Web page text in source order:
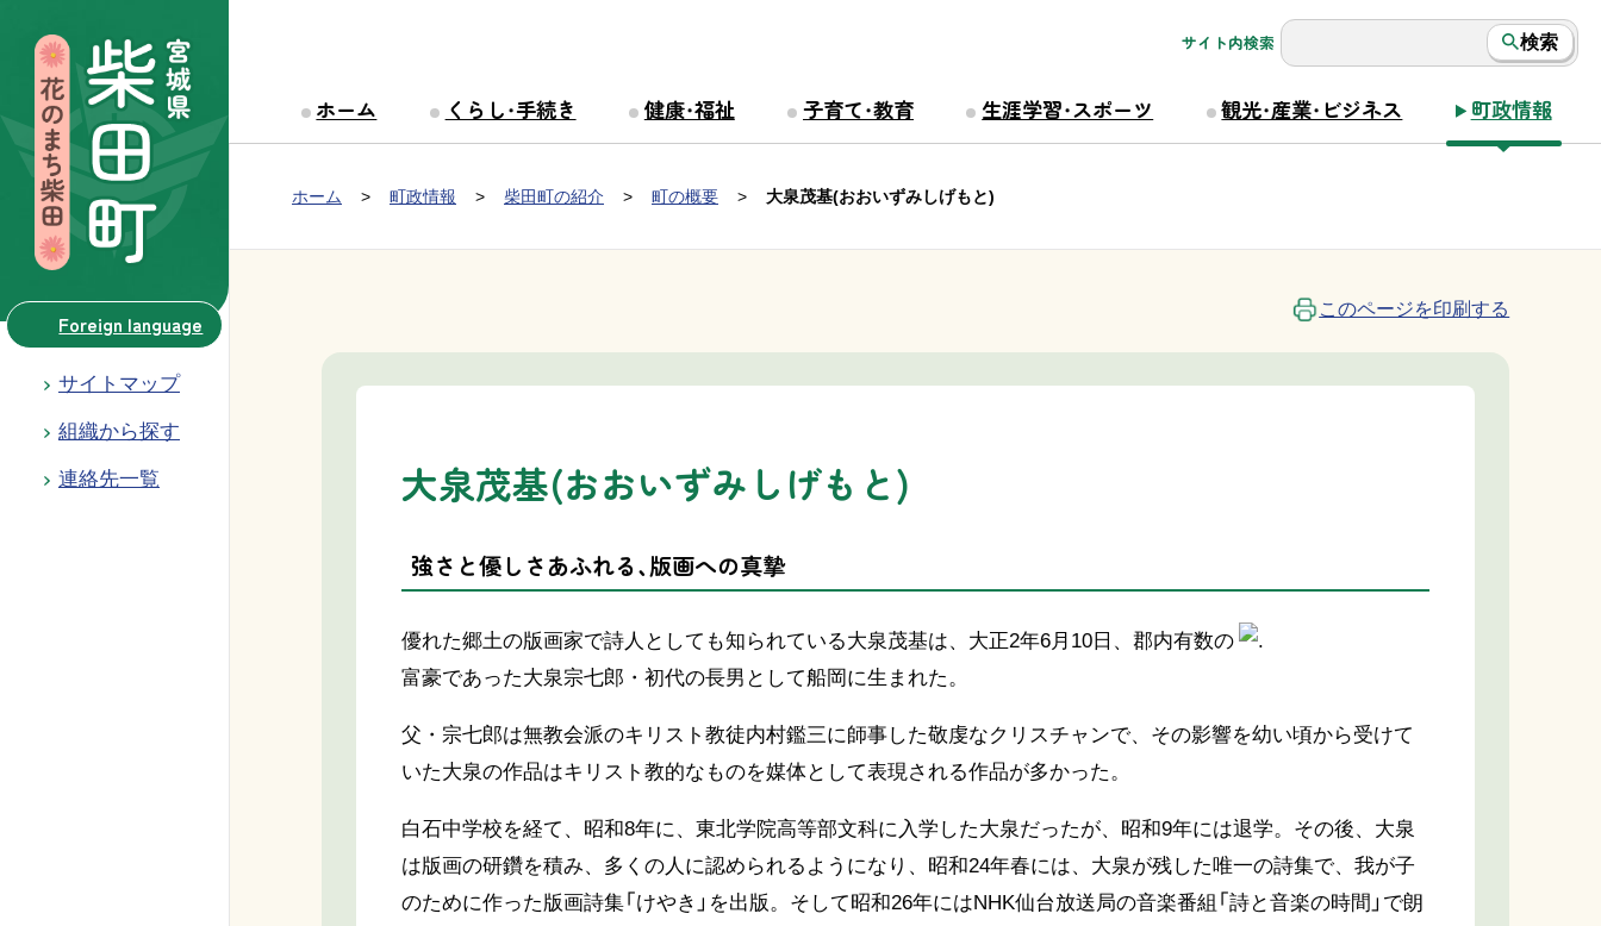
Foreign language
サイトマップ
組織から探す
連絡先一覧
サイト内検索 検索
Group NAV
ホーム くらし・手続き 健康・福祉 子育て・教育 生涯学習・スポーツ 観光・産業・ビジネス 町政情報
現在位置：
ホーム 町政情報 柴田町の紹介 町の概要 大泉茂基(おおいずみしげもと)
このページを印刷する
大泉茂基(おおいずみしげもと)
強さと優しさあふれる、版画への真摯
優れた郷土の版画家で詩人としても知られている大泉茂基は、大正2年6月10日、郡内有数の
富豪であった大泉宗七郎・初代の長男として船岡に生まれた。
父・宗七郎は無教会派のキリスト教徒内村鑑三に師事した敬虔なクリスチャンで、その影響を幼い頃から受けて
いた大泉の作品はキリスト教的なものを媒体として表現される作品が多かった。
白石中学校を経て、昭和8年に、東北学院高等部文科に入学した大泉だったが、昭和9年には退学。その後、大泉
は版画の研鑽を積み、多くの人に認められるようになり、昭和24年春には、大泉が残した唯一の詩集で、我が子
のために作った版画詩集「けやき」を出版。そして昭和26年にはNHK仙台放送局の音楽番組「詩と音楽の時間」で朗